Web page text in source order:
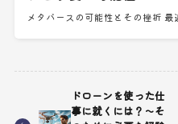
メタバースの可能性とその挫折
ドローンを使った仕
事に就くには？～そ